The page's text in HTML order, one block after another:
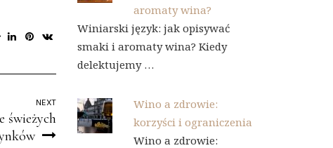
NEXT
świeżych
aromaty wina?
Winiarski język: jak opisywać
smaki i aromaty wina? Kiedy
delektujemy …
Wino a zdrowie:
korzyści i ograniczenia
Wino a zdrowie: